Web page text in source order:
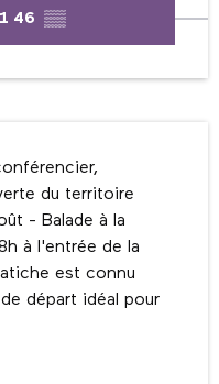
46 ▒▒
du territoire
- Balade à la
à l'entrée de la
est connu
départ idéal pour